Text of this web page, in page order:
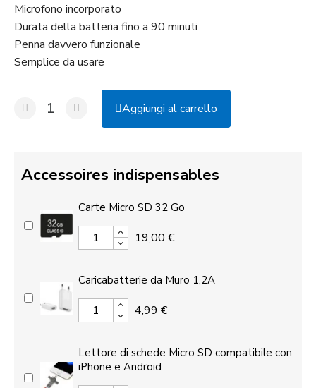
Microfono incorporato
Durata della batteria fino a 90 minuti
Penna davvero funzionale
Semplice da usare
Aggiungi al carrello
Accessoires indispensables
Carte Micro SD 32 Go
19,00 €
Caricabatterie da Muro 1,2A
4,99 €
Lettore di schede Micro SD compatibile con
iPhone e Android